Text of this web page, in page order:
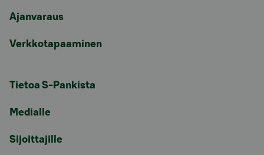
Ajanvaraus
Verkkotapaaminen
Tietoa S-Pankista
Medialle
Sijoittajille